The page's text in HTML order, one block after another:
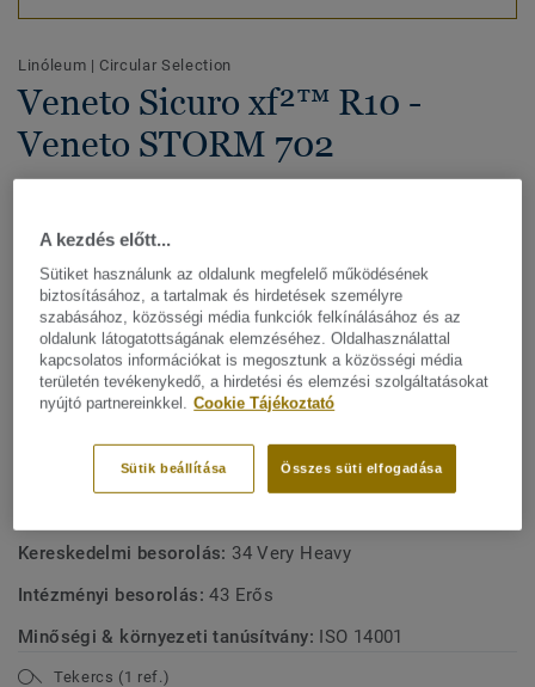
Linóleum | Circular Selection
Veneto Sicuro xf²™ R10 -
Veneto STORM 702
márványhatás élénk színekkel az autentikus megjelenésért.
Linóleumunk a piac egyik legfenntarthatóbb
padlómegoldása, amely akár 97%-ban természetes
alapanyagokból készül. Egyedi xf² felületvédelemmel
kezelve a rendkívüli tartósságért, a könnyű
tisztíthatóságért és a költséghatékony karbantartásért.
Igény szerint rendelhető, minden Veneto színben.
Mutasson többet
FŐBB JELLEMZŐK
Terméktípus:Mintázatlan és a mintázott linóleum
Kereskedelmi besorolás: 34 Very Heavy
Intézményi besorolás:43 Erős
Minőségi & környezeti tanúsítvány: ISO 14001
Tekercs (1 ref.)
A kezdés előtt...
Sütiket használunk az oldalunk megfelelő működésének
biztosításához, a tartalmak és hirdetések személyre
szabásához, közösségi média funkciók felkínálásához és az
oldalunk látogatottságának elemzéséhez. Oldalhasználattal
kapcsolatos információkat is megosztunk a közösségi média
területén tevékenykedő, a hirdetési és elemzési szolgáltatásokat
nyújtó partnereinkkel. Cookie Tájékoztató
Összes süti elfogadása
Sütik beállítása